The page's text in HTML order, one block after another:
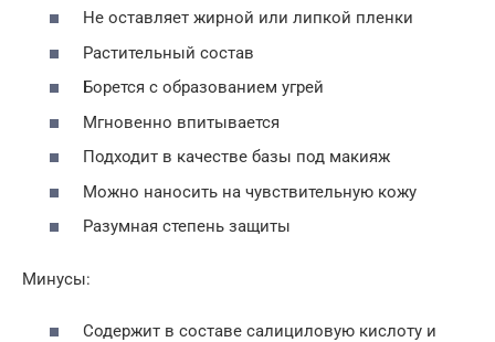
Не оставляет жирной или липкой пленки
Растительный состав
Борется с образованием угрей
Мгновенно впитывается
Подходит в качестве базы под макияж
Можно наносить на чувствительную кожу
Разумная степень защиты
Минусы:
Содержит в составе салициловую кислоту и